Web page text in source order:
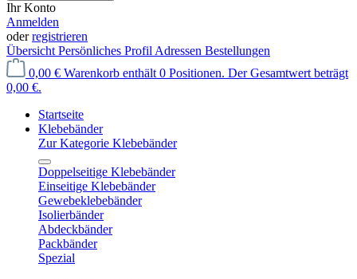
Ihr Konto
Anmelden
oderregistrieren
Übersicht Persönliches Profil Adressen Bestellungen
0,00 € Warenkorb enthält 0 Positionen. Der Gesamtwert beträgt
0,00 €.
Startseite
Klebebänder
Zur Kategorie Klebebänder
Doppelseitige Klebebänder
Einseitige Klebebänder
Gewebeklebebänder
Isolierbänder
Abdeckbänder
Packbänder
Spezial